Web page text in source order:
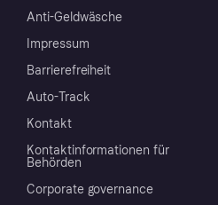
Anti-Geldwäsche
Impressum
Barrierefreiheit
Auto-Track
Kontakt
Kontaktinformationen für
Behörden
Corporate governance